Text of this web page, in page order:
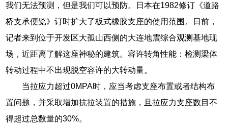
我们无法预测，但是我们可以预防。日本在1982修订《道路
桥支承便览》订时扩大了板式橡胶支座的使用范围。日前，
记者来到位于开发区大孤山西侧的大连地震综合观测基地现
场，近距离了解这座神秘的建筑。容许转角性能：检测梁体
转动过程中不出现脱空容许的大转动量。
当拉应力超过0MPA时，应当考虑支座布置或者结构布
置问题，并采取增加抗拉装置的措施，且拉应力支座数目不
得超过总数量的30%。